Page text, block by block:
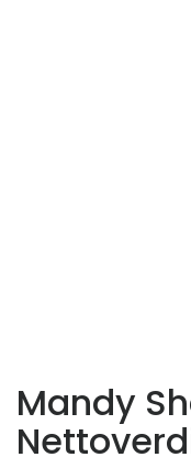
Mandy